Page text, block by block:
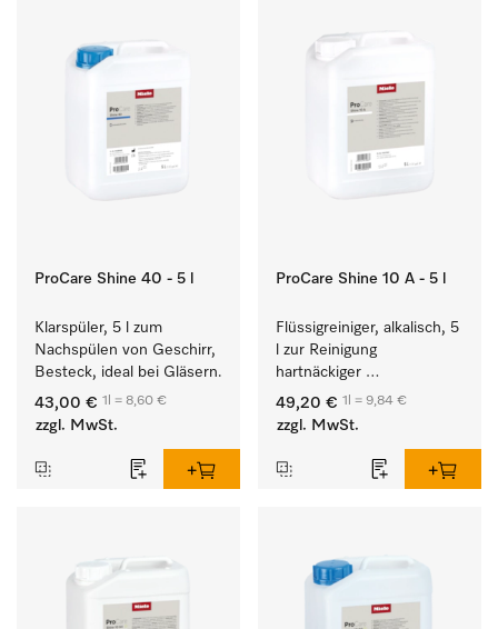
ProCare Shine 40 - 5 l
Klarspüler, 5 l zum
Nachspülen von Geschirr,
Besteck, ideal bei Gläsern.
43,00 € 1l = 8,60 €
zzgl. MwSt.
ProCare Shine 10 A - 5 l
Flüssigreiniger, alkalisch, 5
l zur Reinigung
hartnäckiger
Anschmutzungen von
Geschirr, Besteck und
49,20 € 1l = 9,84 €
zzgl. MwSt.